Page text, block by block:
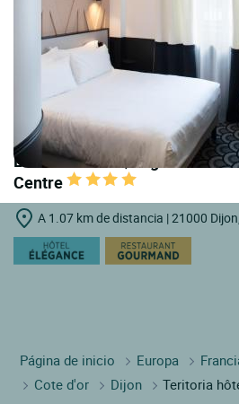
LOGIS HOTELS | Logis Hôtel
Centre
A 1.07 km de distancia | 21000
Página de inicio Europa
Cote d'or
Dijon Teritoria